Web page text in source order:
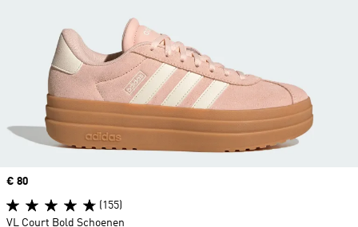
Price
€ 80
(155)
VL Court Bold Schoenen